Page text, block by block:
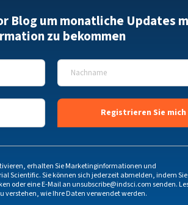
Blog um monatliche Updates
zu bekommen
Nachname
erhalten Sie Marketinginformationen und
Scientific. Sie können sich jederzeit abmelden, indem
oder eine E-Mail anunsubscribe@indsci.comsenden.
verstehen, wie Ihre Daten verwendet werden.